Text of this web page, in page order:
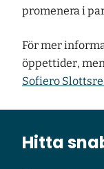
promenera i
För mer
öppettider,
Sofiero
Hitta